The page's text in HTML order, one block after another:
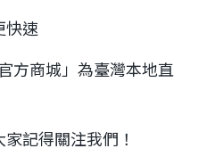
快速
方商城」為臺灣本地直
記得關注我們！